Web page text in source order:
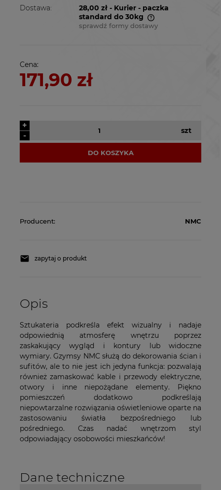
Dostawa:
28,00 zł - Kurier - paczka
standard do 30kg
Cena nie zawiera ewentualnych kosztów
sprawdź formy dostawy
Cena:
171,90 zł
-
+
szt
DO KOSZYKA
Producent: NMC
zapytaj o produkt
Opis
Sztukateria podkreśla efekt wizualny i nadaje
odpowiednią atmosferę wnętrzu poprzez
zaskakujący wygląd i kontury lub widoczne
wymiary. Gzymsy NMC służą do dekorowania ścian i
sufitów, ale to nie jest ich jedyna funkcja: pozwalają
również zamaskować kable i przewody elektryczne,
otwory i inne niepożądane elementy. Piękno
pomieszczeń dodatkowo podkreślają
niepowtarzalne rozwiązania oświetleniowe oparte na
zastosowaniu światła bezpośredniego lub
pośredniego. Czas nadać wnętrzom styl
odpowiadający osobowości mieszkańców!
Dane techniczne